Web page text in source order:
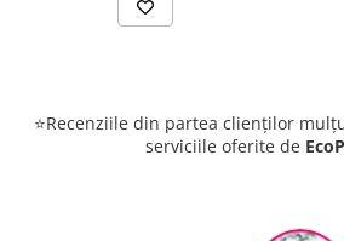
⭐Recenziile din partea clienților
serviciile oferite de